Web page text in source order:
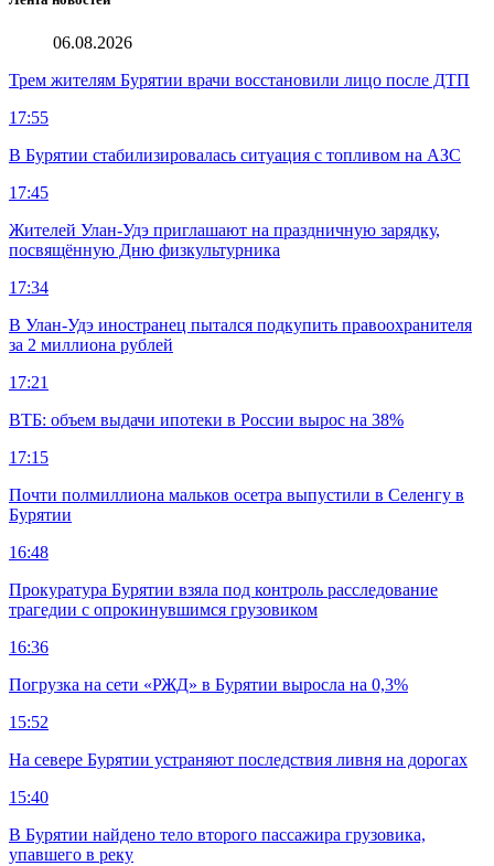
06.08.2026
Трем жителям Бурятии врачи восстановили лицо после ДТП
17:55
В Бурятии стабилизировалась ситуация с топливом на АЗС
17:45
Жителей Улан-Удэ приглашают на праздничную зарядку,
посвящённую Дню физкультурника
17:34
В Улан-Удэ иностранец пытался подкупить правоохранителя
за 2 миллиона рублей
17:21
ВТБ: объем выдачи ипотеки в России вырос на 38%
17:15
Почти полмиллиона мальков осетра выпустили в Селенгу в
Бурятии
16:48
Прокуратура Бурятии взяла под контроль расследование
трагедии с опрокинувшимся грузовиком
16:36
Погрузка на сети «РЖД» в Бурятии выросла на 0,3%
15:52
На севере Бурятии устраняют последствия ливня на дорогах
15:40
В Бурятии найдено тело второго пассажира грузовика,
упавшего в реку